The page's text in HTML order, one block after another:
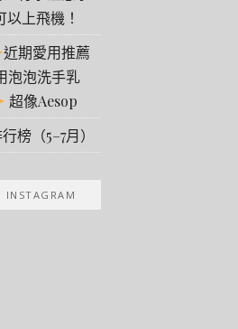
上飛機！
近期愛用推薦
泡泡洗手乳
超像Aesop
榜（5–7月）
INSTAGRAM